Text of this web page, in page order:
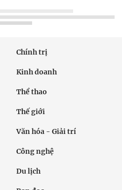
Chính trị
Kinh doanh
Thể thao
Thế giới
Văn hóa - Giải trí
Công nghệ
Du lịch